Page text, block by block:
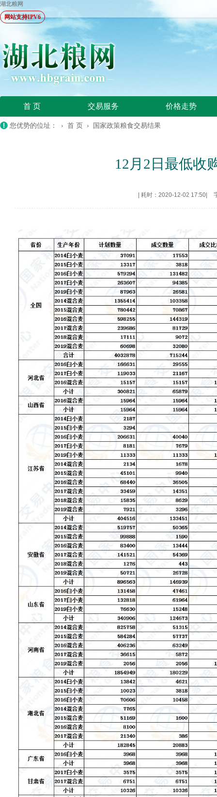
湖北粮网
网站支持IPV6
首 页 交易服务 价格走势
您优势的位址： › 首 页 › 国家政策粮食交易结果
12月2日最低收
耗时：2020-12-02 17:50